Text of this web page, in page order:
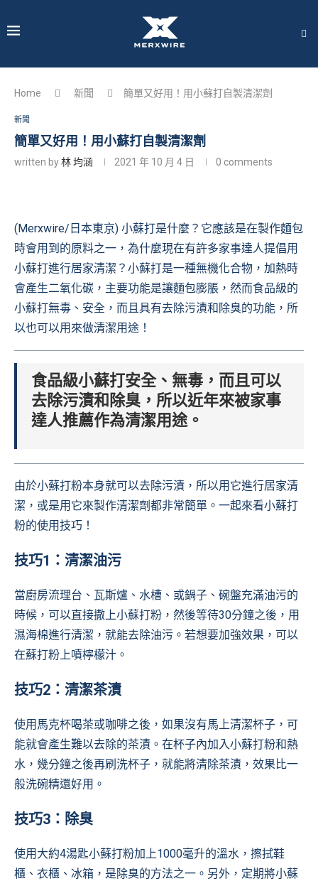
Home 新聞 簡單又好用！用小蘇打自製清潔劑
新聞
簡單又好用！用小蘇打自製清潔劑
written by林 均涵 2021 年 10 月 4 日 0 comments
(Merxwire/日本東京) 小蘇打是什麼？它應該是在製作麵包
時會用到的原料之一，為什麼現在有許多家事達人提倡用
小蘇打進行居家清潔？小蘇打是一種無機化合物，加熱時
會產生二氧化碳，主要功能是讓麵包膨脹，然而食品級的
小蘇打無毒、安全，而且具有去除污漬和除臭的功能，所
以也可以用來做清潔用途！
食品級小蘇打安全、無毒，而且可以
去除污漬和除臭，所以近年來被家事
達人推薦作為清潔用途。
由於小蘇打粉本身就可以去除污漬，所以用它進行居家清
潔，或是用它來製作清潔劑都非常簡單。一起來看小蘇打
粉的使用技巧！
技巧1：清潔油污
當廚房流理台、瓦斯爐、水槽、或鍋子、碗盤充滿油污的
時候，可以直接撒上小蘇打粉，然後等待30分鐘之後，用
濕海棉進行清潔，就能去除油污。若想要加強效果，可以
在蘇打粉上噴檸檬汁。
技巧2：清潔茶漬
使用馬克杯喝茶或咖啡之後，如果沒有馬上清潔杯子，可
能就會產生難以去除的茶漬。在杯子內加入小蘇打粉和熱
水，幾分鐘之後再刷洗杯子，就能將清除茶漬，效果比一
般洗碗精還好用。
技巧3：除臭
使用大約4湯匙小蘇打粉加上1000毫升的溫水，擦拭鞋
櫃、衣櫃、冰箱，是除臭的方法之一。另外，定期將小蘇